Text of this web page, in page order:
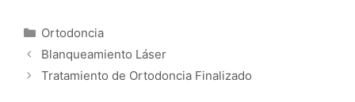
Categorías
Ortodoncia
Blanqueamiento Láser
Tratamiento de Ortodoncia Finalizado